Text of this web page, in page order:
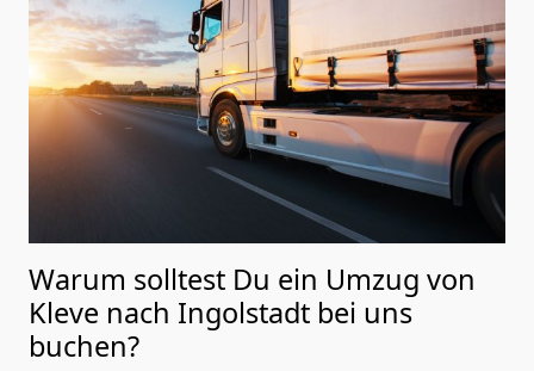
Warum solltest Du ein Umzug von
Kleve nach Ingolstadt bei uns
buchen?